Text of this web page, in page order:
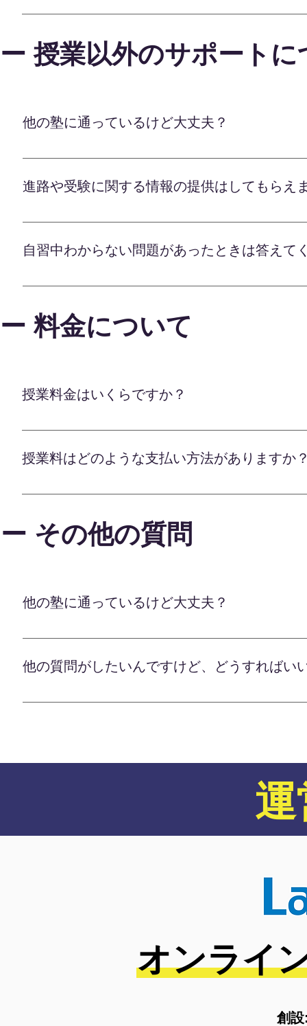
他の塾や予備校と併用しても全く問題ありません
通塾中の宿題やテストの傾向対策をオンラインで
できます。 また、進学目標に向けて予備校の授
軽にご相談ください。
ー 授業以外のサポートに
他の塾に通っているけど大丈夫？
他の塾や予備校と併用しても全く問題ありません
通塾中の宿題やテストの傾向対策をオンラインで
オンラインならではの利便性を最大限に活かしな
ご提供いたします。 通塾や通学とうまく組み合
軽にご相談ください。
進路や受験に関する情報の提供はしてもらえ
オンライン学習塾のLafでは、進路選択や受験対
しくお話を伺います。 その上で適切な受験対策
適性や希望に沿った進路選択全般についてもきめ
め、 ノウハウを惜しみなく提供いたします。 進
せいただき、 お子様の夢の実現をバックアップさ
自習中わからない問題があったときは答えて
オンライン学習塾のLafでは、授業時間外の自主
における学習内容をしっかりと指導いたします。
習状況を把握、 理解が不十分な箇所や分からな
りながらも、まるで家庭教師が常に傍にいるよう
プいたします。 質の高い指導で可能性を最大限に
ー 料金について
授業料金はいくらですか？
オンライン学習塾のLafは、お手頃な価格帯でご
家庭の予算内でスタートできます。 個別最適化さ
より手頃な料金プランもご用意できます。 まずは
用で学習機会を得られるサービスです。 確かな教
しております。 お気軽にご相談ください。
授業料はどのような支払い方法がありますか
授業料のお支払いは、お振込み又はクレジットカ
ー その他の質問
他の塾に通っているけど大丈夫？
他の塾や予備校と併用しても全く問題ありません
通塾中の宿題やテストの傾向対策をオンラインで
オンラインならではの利便性を最大限に活かしな
他の質問がしたいんですけど、どうすればい
その他の質問は公式LINEにてご連絡ください！
運
オンライ
創